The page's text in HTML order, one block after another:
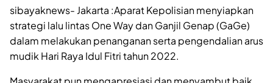
sibayaknews- Jakarta :Aparat Kepolisian menyiapkan
strategi lalu lintas One Way dan Ganjil Genap (GaGe)
dalam melakukan penanganan serta pengendalian arus
mudik Hari Raya Idul Fitri tahun 2022.